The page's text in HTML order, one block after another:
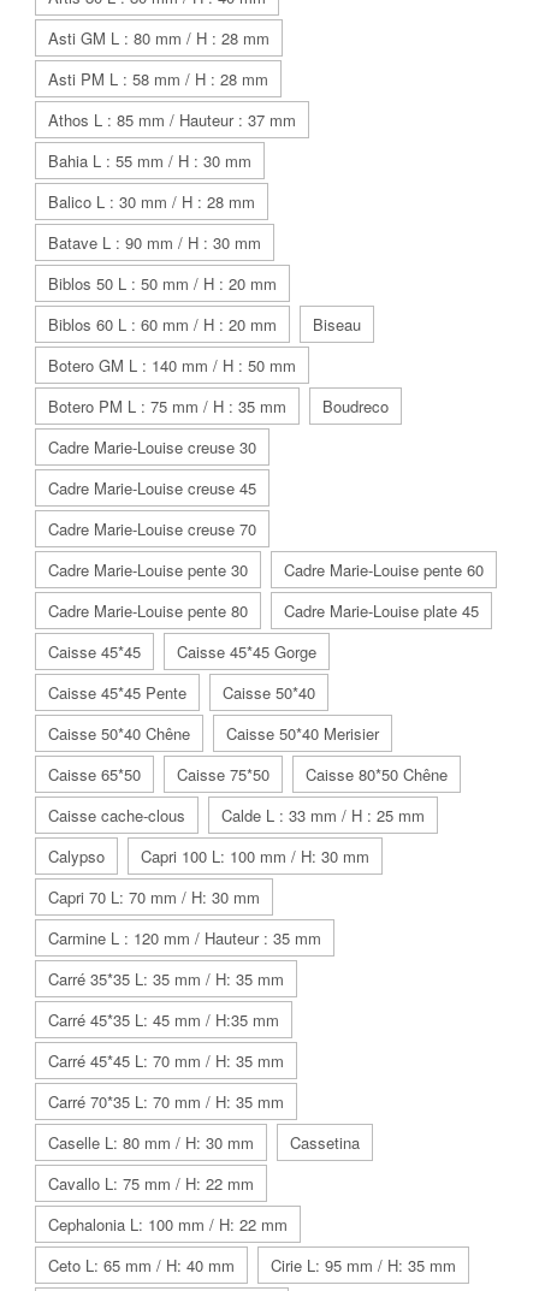
Asti GM L : 80 mm / H : 28 mm
Asti PM L : 58 mm / H : 28 mm
Athos L : 85 mm / Hauteur : 37 mm
Bahia L : 55 mm / H : 30 mm
Balico L : 30 mm / H : 28 mm
Batave L : 90 mm / H : 30 mm
Biblos 50 L : 50 mm / H : 20 mm
Biblos 60 L : 60 mm / H : 20 mm
Biseau
Botero GM L : 140 mm / H : 50 mm
Botero PM L : 75 mm / H : 35 mm
Boudreco
Cadre Marie-Louise creuse 30
Cadre Marie-Louise creuse 45
Cadre Marie-Louise creuse 70
Cadre Marie-Louise pente 30
Cadre Marie-Louise pente 60
Cadre Marie-Louise pente 80
Cadre Marie-Louise plate 45
Caisse 45*45
Caisse 45*45 Gorge
Caisse 45*45 Pente
Caisse 50*40
Caisse 50*40 Chêne
Caisse 50*40 Merisier
Caisse 65*50
Caisse 75*50
Caisse 80*50 Chêne
Caisse cache-clous
Calde L : 33 mm / H : 25 mm
Calypso
Capri 100 L: 100 mm / H: 30 mm
Capri 70 L: 70 mm / H: 30 mm
Carmine L : 120 mm / Hauteur : 35 mm
Carré 35*35 L: 35 mm / H: 35 mm
Carré 45*35 L: 45 mm / H:35 mm
Carré 45*45 L: 70 mm / H: 35 mm
Carré 70*35 L: 70 mm / H: 35 mm
Caselle L: 80 mm / H: 30 mm
Cassetina
Cavallo L: 75 mm / H: 22 mm
Cephalonia L: 100 mm / H: 22 mm
Ceto L: 65 mm / H: 40 mm
Cirie L: 95 mm / H: 35 mm